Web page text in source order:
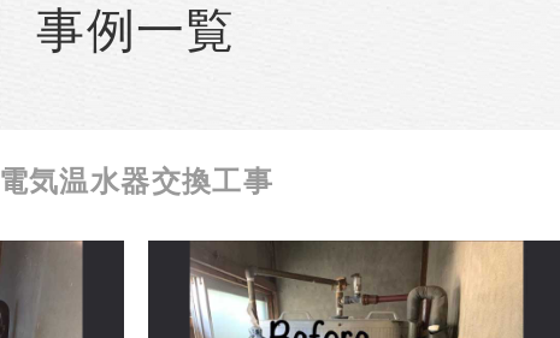
事例一覧
電気温水器交換工事